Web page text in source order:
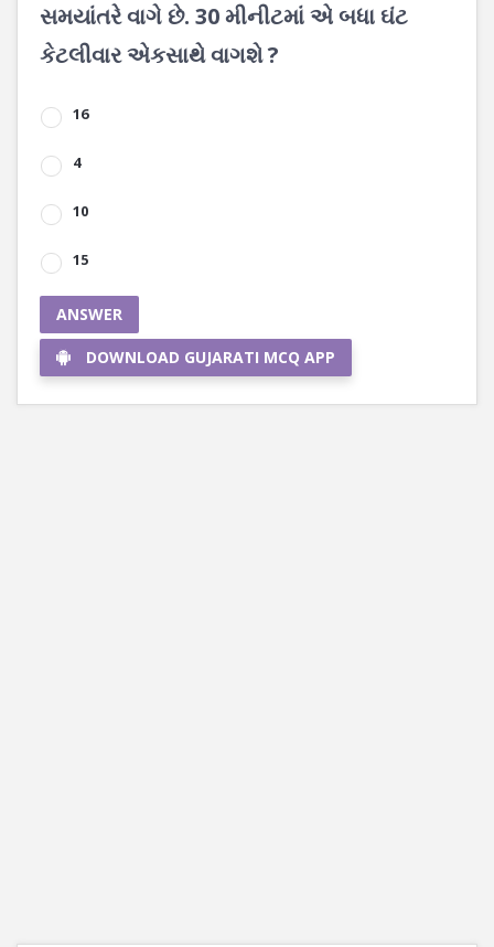
સમયાંતરે વાગે છે. 30 મીનીટમાં એ બધા ઘંટ
કેટલીવાર એકસાથે વાગશે ?
16
4
10
15
ANSWER
DOWNLOAD GUJARATI MCQ APP